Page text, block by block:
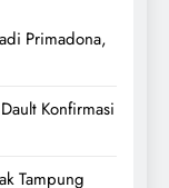
Primadona,
Konfirmasi
Tampung